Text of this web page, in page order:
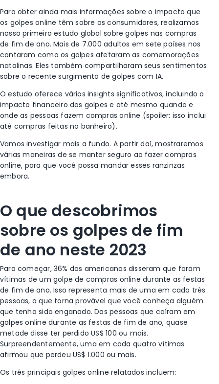
Para obter ainda mais informações sobre o impacto que
os golpes online têm sobre os consumidores, realizamos
nossoprimeiro estudo global sobre golpes nas compras
de fim de ano. Mais de 7.000 adultos em sete países nos
contaram como os golpes afetaram as comemorações
natalinas. Eles também compartilharam seus sentimentos
sobre o recente surgimento de golpes com IA.
O estudo oferece vários insights significativos, incluindo o
impacto financeiro dos golpes e até mesmo quando e
onde as pessoas fazem compras online (spoiler: isso inclui
até compras feitas no banheiro).
Vamos investigar mais a fundo. A partir daí, mostraremos
várias maneiras de se manter seguro ao fazer compras
online, para que você possa mandar esses ranzinzas
embora.
O que descobrimos
sobre os golpes de fim
de ano neste 2023
Para começar, 36% dos americanos disseram que foram
vítimas de um golpe de compras online durante as festas
de fim de ano. Isso representa mais de uma em cada três
pessoas, o que torna provável que você conheça alguém
que tenha sido enganado.Das pessoas que caíram em
golpes online durante as festas de fim de ano, quase
metade disse ter perdido US$ 100 ou mais.
Surpreendentemente, uma em cada quatro vítimas
afirmou que perdeu US$ 1.000 ou mais.
Os três principais golpes online relatados incluem: